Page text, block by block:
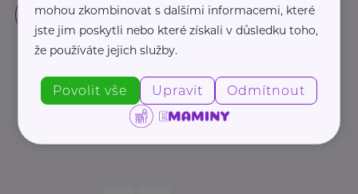
mohou zkombinovat s dalšími informacemi, které
jste jim poskytli nebo které získali v důsledku toho,
že používáte jejich služby.
Povolit vše Upravit Odmítnout